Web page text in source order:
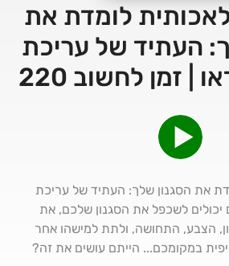
לומדת את
העתיד של עריכת
| זמן לחשוב 220
את הסגנון שלך: העתיד של עריכת
יכולים לשכפל את הסגנון שלכם, את
הצבע, התחושה, ולתת למישהו אחר
במקומכם... הייתם עושים את זה?